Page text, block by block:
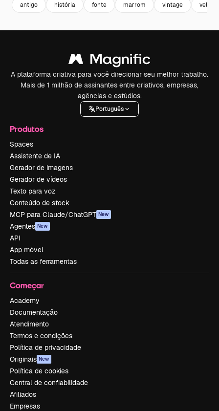
antigo história fonte marrom vintage velho
A plataforma criativa para você direcionar seu melhor trabalho.
Mais de 1 milhão de assinantes entre criativos, empresas,
agências e estúdios.
Português
Produtos
Spaces
Assistente de IA
Gerador de imagens
Gerador de vídeos
Texto para voz
Conteúdo de stock
MCP para Claude/ChatGPT New
Agentes New
API
App móvel
Todas as ferramentas
Começar
Academy
Documentação
Atendimento
Termos e condições
Política de privacidade
Originais New
Política de cookies
Central de confiabilidade
Afiliados
Empresas